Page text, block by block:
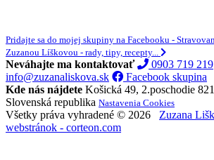
Pridajte sa do mojej skupiny na Facebooku -
Zuzanou Líškovou - rady, tipy, recepty...
Neváhajte ma kontaktovať
0903 719 219
info@zuzanaliskova.sk
Facebook skupina
Kde nás nájdete Košická 49, 2.poschodie
Slovenská republika Nastavenia Cookies
Všetky práva vyhradené © 2026 Zuzana
webstránok - corteon.com